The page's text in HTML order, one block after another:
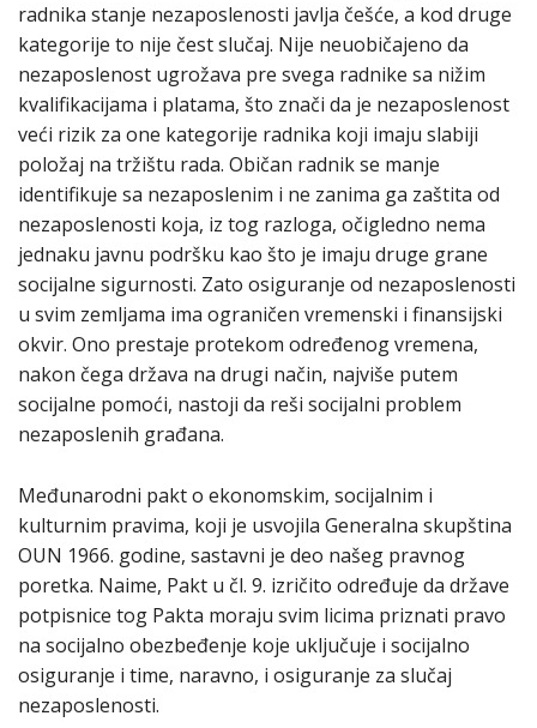
radnika stanje nezaposlenosti javlja češće, a kod druge
kategorije to nije čest slučaj. Nije neuobičajeno da
nezaposlenost ugrožava pre svega radnike sa nižim
kvalifikacijama i platama, što znači da je nezaposlenost
veći rizik za one kategorije radnika koji imaju slabiji
položaj na tržištu rada. Običan radnik se manje
identifikuje sa nezaposlenim i ne zanima ga zaštita od
nezaposlenosti koja, iz tog razloga, očigledno nema
jednaku javnu podršku kao što je imaju druge grane
socijalne sigurnosti. Zato osiguranje od nezaposlenosti
u svim zemljama ima ograničen vremenski i finansijski
okvir. Ono prestaje protekom određenog vremena,
nakon čega država na drugi način, najviše putem
socijalne pomoći, nastoji da reši socijalni problem
nezaposlenih građana.
Međunarodni pakt o ekonomskim, socijalnim i
kulturnim pravima, koji je usvojila Generalna skupština
OUN 1966. godine, sastavni je deo našeg pravnog
poretka. Naime, Pakt u čl. 9. izričito određuje da države
potpisnice tog Pakta moraju svim licima priznati pravo
na socijalno obezbeđenje koje uključuje i socijalno
osiguranje i time, naravno, i osiguranje za slučaj
nezaposlenosti.